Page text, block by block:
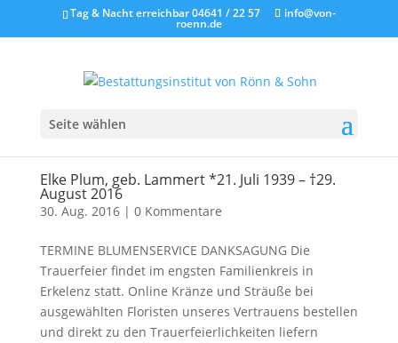
Tag & Nacht erreichbar 04641 / 22 57 info@von-
roenn.de
Seite wählen
Elke Plum, geb. Lammert *21. Juli 1939 – †29.
August 2016
30. Aug. 2016| 0 Kommentare
TERMINE BLUMENSERVICE DANKSAGUNG Die
Trauerfeier findet im engsten Familienkreis in
Erkelenz statt. Online Kränze und Sträuße bei
ausgewählten Floristen unseres Vertrauens bestellen
und direkt zu den Trauerfeierlichkeiten liefern